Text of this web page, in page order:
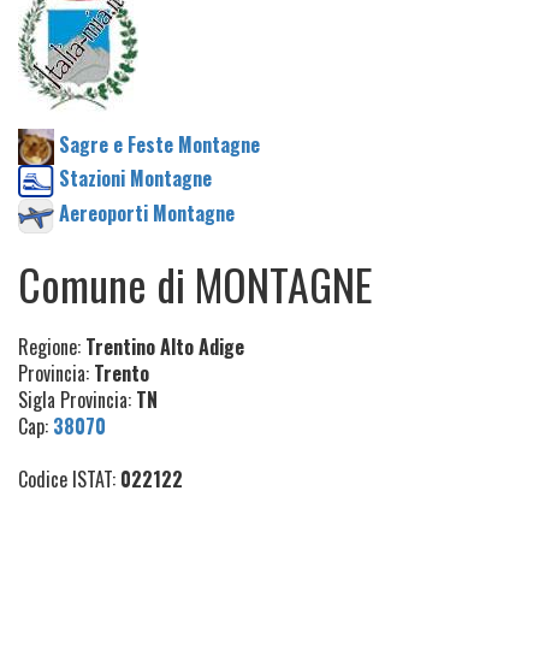
Sagre e Feste Montagne
Stazioni Montagne
Aereoporti Montagne
Comune di MONTAGNE
Regione: Trentino Alto Adige
Provincia: Trento
Sigla Provincia: TN
Cap: 38070
Codice ISTAT: 022122